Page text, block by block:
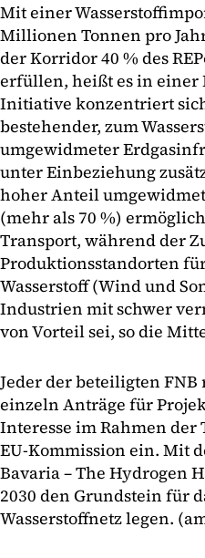
Mit einer
Millionen Tonnen pro
der Korridor 40 % des
erfüllen, heißt es in einer
Initiative konzentriert
bestehender, zum
umgewidmeter
unter Einbeziehung
hoher Anteil
(mehr als 70 %)
Transport, während der
Produktionsstandorten
Wasserstoff (Wind und
Industrien mit schwer
von Vorteil sei, so die
Jeder der beteiligten
einzeln Anträge für
Interesse im Rahmen der
EU-Kommission ein. Mit
Bavaria – The Hydrogen
2030 den Grundstein für
Wasserstoffnetz legen.